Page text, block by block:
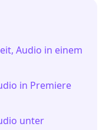
Audio in einem
in Premiere
unter